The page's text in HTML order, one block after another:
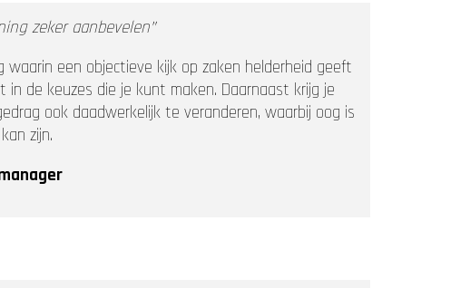
zeker aanbevelen”
waarin een objectieve kijk op zaken helderheid geeft
in de keuzes die je kunt maken. Daarnaast krijg je
ook daadwerkelijk te veranderen, waarbij oog is
zijn.